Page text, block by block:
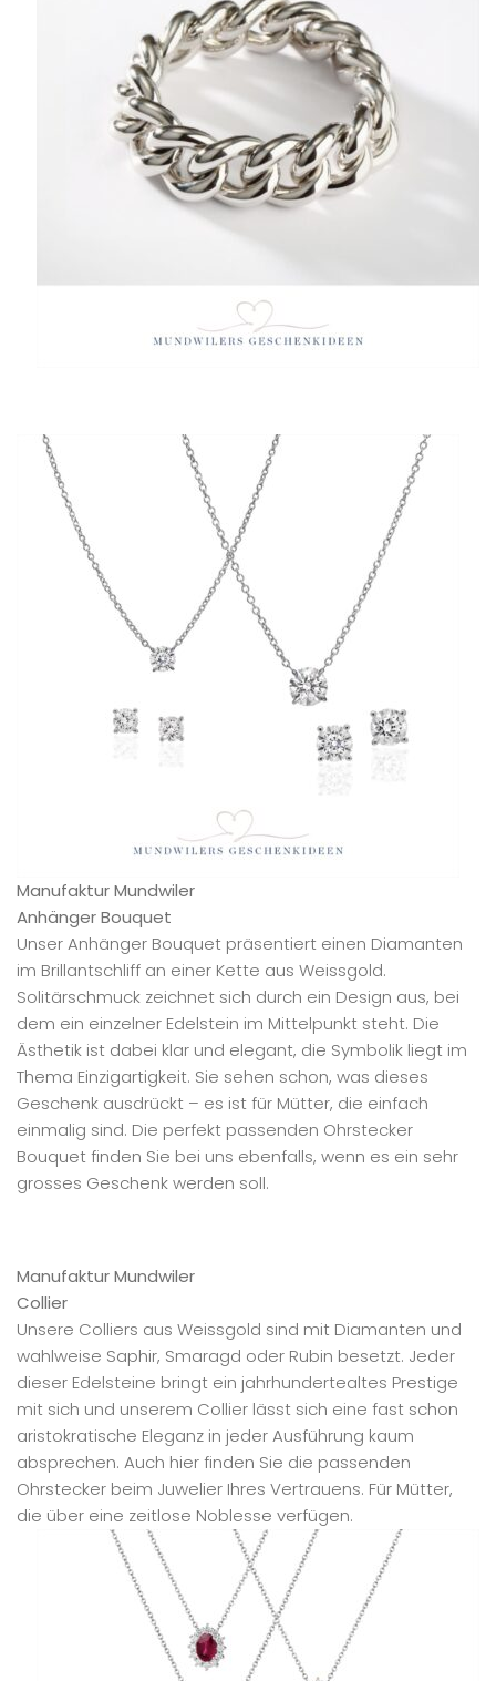
Manufaktur Mundwiler
Anhänger Bouquet
Unser Anhänger Bouquet präsentiert einen Diamanten
im Brillantschliff an einer Kette aus Weissgold.
Solitärschmuck zeichnet sich durch ein Design aus, bei
dem ein einzelner Edelstein im Mittelpunkt steht. Die
Ästhetik ist dabei klar und elegant, die Symbolik liegt im
Thema Einzigartigkeit. Sie sehen schon, was dieses
Geschenk ausdrückt – es ist für Mütter, die einfach
einmalig sind. Die perfekt passenden Ohrstecker
Bouquet finden Sie bei uns ebenfalls, wenn es ein sehr
grosses Geschenk werden soll.
Manufaktur Mundwiler
Collier
Unsere Colliers aus Weissgold sind mit Diamanten und
wahlweise Saphir, Smaragd oder Rubin besetzt. Jeder
dieser Edelsteine bringt ein jahrhundertealtes Prestige
mit sich und unserem Collier lässt sich eine fast schon
aristokratische Eleganz in jeder Ausführung kaum
absprechen. Auch hier finden Sie die passenden
Ohrstecker beim Juwelier Ihres Vertrauens. Für Mütter,
die über eine zeitlose Noblesse verfügen.